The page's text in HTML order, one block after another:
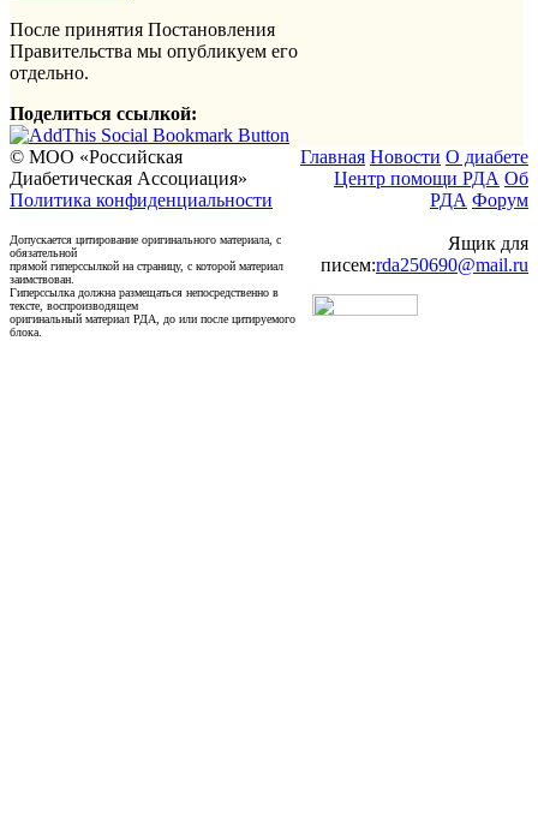
После принятия Постановления
Правительства мы опубликуем его
отдельно.
Поделиться ссылкой:
© МОО «Российская
Диабетическая Ассоциация»
Политика конфиденциальности
Допускается цитирование оригинального материала, с
обязательной
прямой гиперссылкой на страницу, с которой материал
заимствован.
Гиперссылка должна размещаться непосредственно в
тексте, воспроизводящем
оригинальный материал РДА, до или после цитируемого
блока.
Главная Новости О диабете
Центр помощи РДА Об
РДА Форум
Ящик для
писем:rda250690@mail.ru